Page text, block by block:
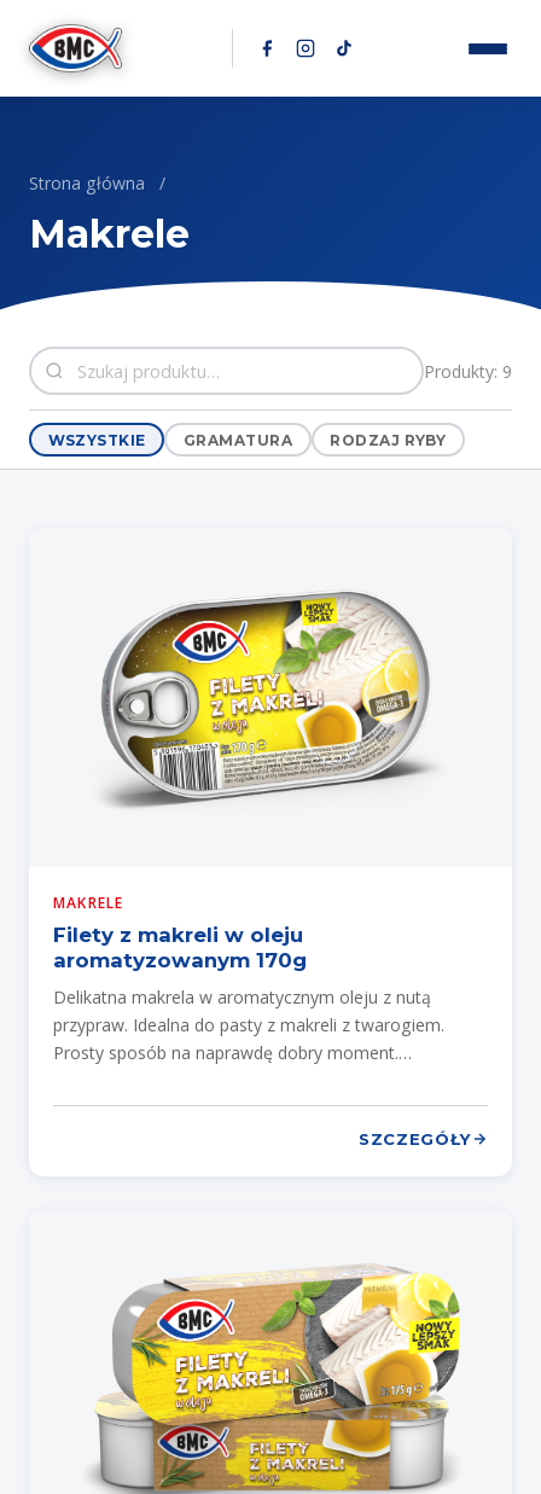
Strona główna /
Makrele
Produkty: 9
WSZYSTKIE GRAMATURA RODZAJ RYBY
MAKRELE
Filety z makreli w oleju
aromatyzowanym 170g
Delikatna makrela w aromatycznym oleju z nutą
przypraw. Idealna do pasty z makreli z twarogiem.
Prosty sposób na naprawdę dobry moment.
SZCZEGÓŁY